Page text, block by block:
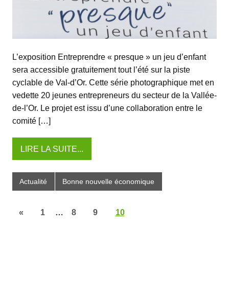
L’exposition Entreprendre « presque » un jeu d’enfant
sera accessible gratuitement tout l’été sur la piste
cyclable de Val-d’Or. Cette série photographique met en
vedette 20 jeunes entrepreneurs du secteur de la Vallée-
de-l’Or. Le projet est issu d’une collaboration entre le
comité […]
LIRE LA SUITE...
Actualité Bonne nouvelle économique
« 1 … 8 9 10